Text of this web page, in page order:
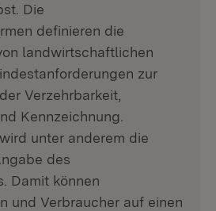
Die
definieren die
landwirtschaftlichen
zur
Verzehrbarkeit,
Kennzeichnung.
unter anderem die
des
Damit können
und Verbraucher auf einen